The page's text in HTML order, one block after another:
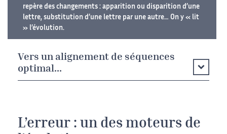
repère des changements : apparition ou disparition d’une
lettre, substitution d’une lettre par une autre… On y « lit
» l’évolution.
Vers un alignement de séquences
optimal...
L’erreur : un des moteurs de